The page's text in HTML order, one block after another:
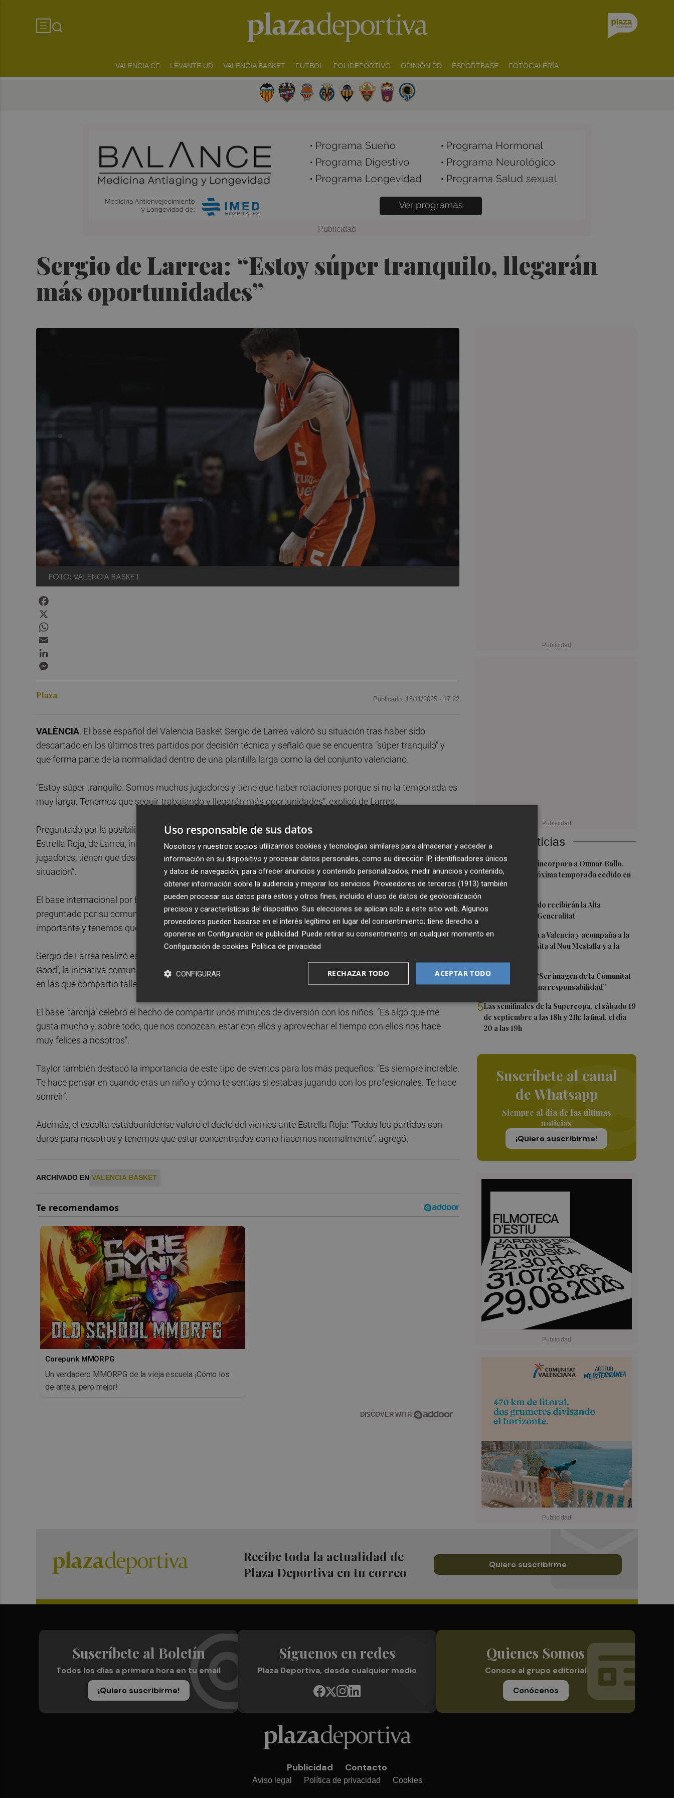
VALENCIA CF LEVANTE UD VALENCIA BASKET FUTBOL POLIDEPORTIVO OPINIÓN PD ESPORTBASE FOTOGALERÍA
Sergio de Larrea: “Estoy súper tranquilo, llegarán
más oportunidades”
FOTO: VALENCIA BASKET.
Últimas Noticias
1 Valencia Basket incorpora a Oumar Ballo,
que jugará la próxima temporada cedido en
Galatasaray
2Ferran y Grimaldo recibirán la Alta
Distinción de la Generalitat
3 Kiat Lim regresa a Valencia y acompaña a la
plantilla en su visita al Nou Mestalla y a la
4Ferran Torres: “Ser imagen de la Comunitat
es un orgullo y una responsabilidad”
5Las semifinales de la Supercopa, el sábado 19
de septiembre a las 18h y 21h; la final, el día
20 a las 19h
Suscríbete al canal
de Whatsapp
Siempre al día de las últimas
noticias
¡Quiero suscribirme!
Plaza Publicado: 18/11/2025 · 17:22
VALÈNCIA. El base español del Valencia Basket Sergio de Larrea valoró su situación tras haber sido
descartado en los últimos tres partidos por decisión técnica y señaló que se encuentra “súper tranquilo” y
que forma parte de la normalidad dentro de una plantilla larga como la del conjunto valenciano.
“Estoy súper tranquilo. Somos muchos jugadores y tiene que haber rotaciones porque si no la temporada es
muy larga. Tenemos que seguir trabajando y llegarán más oportunidades”, explicó de Larrea.
Preguntado por la posibilidad de regresar a las convocatorias este viernes en el partido de Euroliga ante el
Estrella Roja, de Larrea, insistió en la amplia plantilla del club ‘taronja’. “Esperemos que sí, pero somos quince
jugadores, tienen que descartar a tres y ya está. Hay que estar preparado para cada momento y cada
situación”.
El base internacional por España confirmó que no arrastra problemas físicos y habló del “trabajo” al ser
preguntado por su comunicación con el entrenador, Pedro Martínez: “Nos basamos en eso. Es súper
importante y tenemos que seguir trabajando”.
Sergio de Larrea realizó estas declaraciones durante la celebración de la jornada solidaria ‘Bouncing for
Good’, la iniciativa comunitaria de la Euroliga en la que participó junto con su compañero Kameron Taylor y
en las que compartió talleres educativos con varios niños del Col·legi Diocesà Santiago Apòstol de València.
El base ‘taronja’ celebró el hecho de compartir unos minutos de diversión con los niños: “Es algo que me
gusta mucho y, sobre todo, que nos conozcan, estar con ellos y aprovechar el tiempo con ellos nos hace
muy felices a nosotros”.
Taylor también destacó la importancia de este tipo de eventos para los más pequeños: “Es siempre increíble.
Te hace pensar en cuando eras un niño y cómo te sentías si estabas jugando con los profesionales. Te hace
sonreír”.
Además, el escolta estadounidense valoró el duelo del viernes ante Estrella Roja: “Todos los partidos son
duros para nosotros y tenemos que estar concentrados como hacemos normalmente”. agregó.
ARCHIVADO EN VALENCIA BASKET
Corepunk MMORPG
Un verdadero MMORPG de la vieja escuela ¡Cómo los
de antes, pero mejor!
DISCOVER WITH
Recibe toda la actualidad de
Plaza Deportiva en tu correo
Quiero suscribirme
Suscríbete al Boletín
Todos los días a primera hora en tu email
¡Quiero suscribirme!
Síguenos en redes
Plaza Deportiva, desde cualquier medio
Quienes Somos
Conoce al grupo editorial
Conócenos
Publicidad Contacto
Aviso legal Política de privacidad Cookies
Uso responsable de sus datos
Nosotros y nuestros socios utilizamos cookies y tecnologías similares para almacenar y acceder a
información en su dispositivo y procesar datos personales, como su dirección IP, identificadores únicos
y datos de navegación, para ofrecer anuncios y contenido personalizados, medir anuncios y contenido,
obtener información sobre la audiencia y mejorar los servicios. Proveedores de terceros (1913) también
pueden procesar sus datos para estos y otros fines, incluido el uso de datos de geolocalización
precisos y características del dispositivo. Sus elecciones se aplican solo a este sitio web. Algunos
proveedores pueden basarse en el interés legítimo en lugar del consentimiento; tiene derecho a
oponerse en Configuración de publicidad. Puede retirar su consentimiento en cualquier momento en
Configuración de cookies. Política de privacidad
ACEPTAR TODO
RECHAZAR TODO
CONFIGURAR